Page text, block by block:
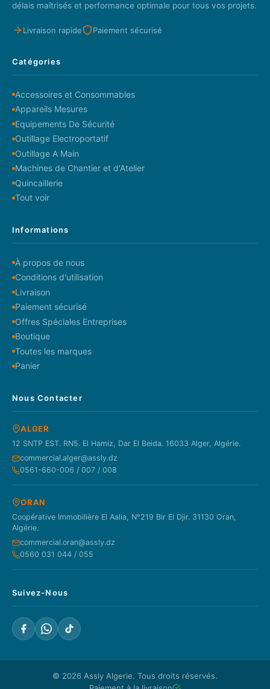
délais maîtrisés et performance optimale pour tous vos projets.
Livraison rapide Paiement sécurisé
Catégories
Accessoires et Consommables
Appareils Mesures
Equipements De Sécurité
Outillage Electroportatif
Outillage A Main
Machines de Chantier et d'Atelier
Quincaillerie
Tout voir
Informations
À propos de nous
Conditions d'utilisation
Livraison
Paiement sécurisé
Offres Spéciales Entreprises
Boutique
Toutes les marques
Panier
Nous Contacter
ALGER
12 SNTP EST. RN5. El Hamiz, Dar El Beida. 16033 Alger, Algérie.
commercial.alger@assly.dz
0561-660-006 / 007 / 008
ORAN
Coopérative Immobilière El Aalia, N°219 Bir El Djir. 31130 Oran,
Algérie.
commercial.oran@assly.dz
0560 031 044 / 055
Suivez-Nous
© 2026 Assly Algerie. Tous droits réservés.